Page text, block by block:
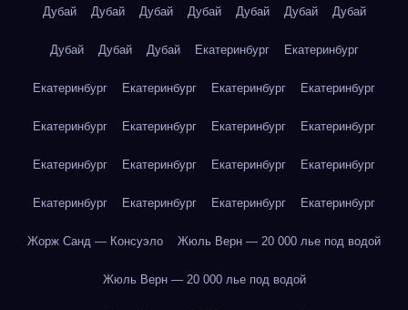
Дубай Дубай Дубай Дубай Дубай Дубай Дубай
Дубай Дубай Дубай Екатеринбург Екатеринбург
Екатеринбург Екатеринбург Екатеринбург Екатеринбург
Екатеринбург Екатеринбург Екатеринбург Екатеринбург
Екатеринбург Екатеринбург Екатеринбург Екатеринбург
Екатеринбург Екатеринбург Екатеринбург Екатеринбург
Жорж Санд — Консуэло Жюль Верн — 20 000 лье под водой
Жюль Верн — 20 000 лье под водой